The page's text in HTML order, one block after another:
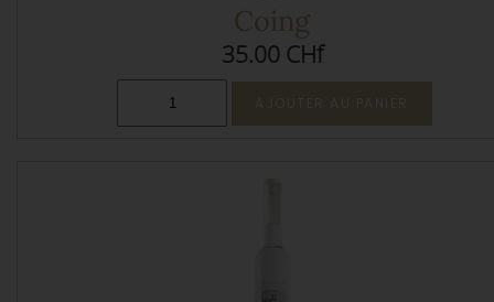
Coing
35.00 CHf